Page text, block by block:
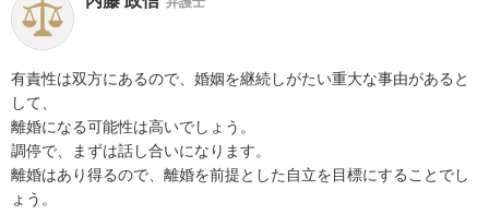
有責性は双方にあるので、婚姻を継続しがたい重大な事由があると
して、
離婚になる可能性は高いでしょう。
調停で、まずは話し合いになります。
離婚はあり得るので、離婚を前提とした自立を目標にすることでし
ょう。